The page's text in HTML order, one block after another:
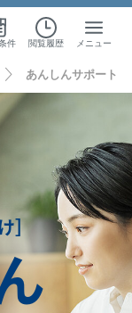
件 閲覧履歴 メニュー
あんしんサポート
］